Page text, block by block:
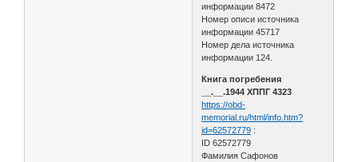
информации 8472
Номер описи источника
информации 45717
Номер дела источника
информации 124.
Книга погребения
__.__.1944 ХППГ 4323
https://obd-
memorial.ru/html/info.htm?
id=62572779 :
ID 62572779
Фамилия Сафонов